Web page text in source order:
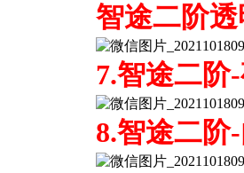
智途二阶
7.智途二阶
8.智途二阶